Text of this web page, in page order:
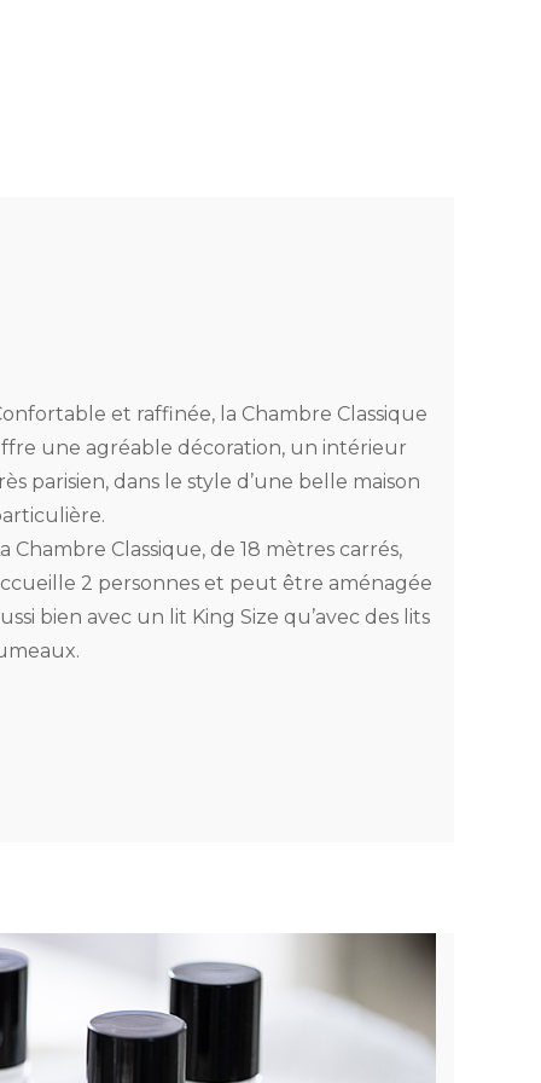
et raffinée, la Chambre Classique
une agréable décoration, un intérieur
parisien, dans le style d’une belle maison
Chambre Classique, de 18 mètres carrés,
2 personnes et peut être aménagée
bien avec un lit King Size qu’avec des lits